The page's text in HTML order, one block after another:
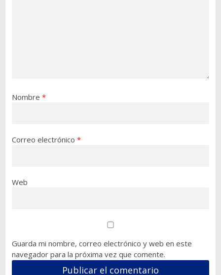
Nombre *
Correo electrónico *
Web
Guarda mi nombre, correo electrónico y web en este
navegador para la próxima vez que comente.